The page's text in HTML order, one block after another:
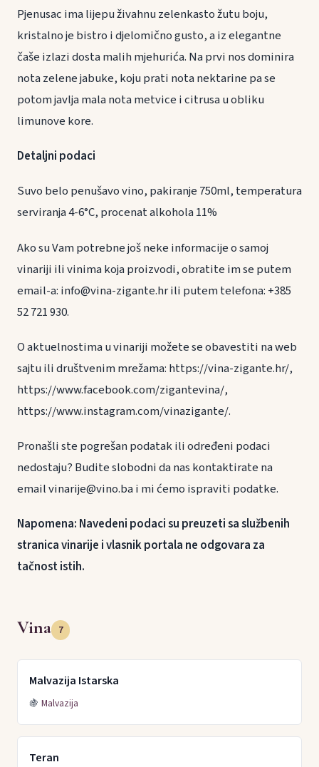
Pjenusac ima lijepu živahnu zelenkasto žutu boju,
kristalno je bistro i djelomično gusto, a iz elegantne
čaše izlazi dosta malih mjehurića. Na prvi nos dominira
nota zelene jabuke, koju prati nota nektarine pa se
potom javlja mala nota metvice i citrusa u obliku
limunove kore.
Detaljni podaci
Suvo belo penušavo vino, pakiranje 750ml, temperatura
serviranja 4-6°C, procenat alkohola 11%
Ako su Vam potrebne još neke informacije o samoj
vinariji ili vinima koja proizvodi, obratite im se putem
email-a: info@vina-zigante.hr ili putem telefona: +385
52 721 930.
O aktuelnostima u vinariji možete se obavestiti na web
sajtu ili društvenim mrežama: https://vina-zigante.hr/,
https://www.facebook.com/zigantevina/,
https://www.instagram.com/vinazigante/.
Pronašli ste pogrešan podatak ili određeni podaci
nedostaju? Budite slobodni da nas kontaktirate na
email vinarije@vino.ba i mi ćemo ispraviti podatke.
Napomena: Navedeni podaci su preuzeti sa službenih
stranica vinarije i vlasnik portala ne odgovara za
tačnost istih.
Vina 7
Malvazija Istarska
🍇 Malvazija
Teran